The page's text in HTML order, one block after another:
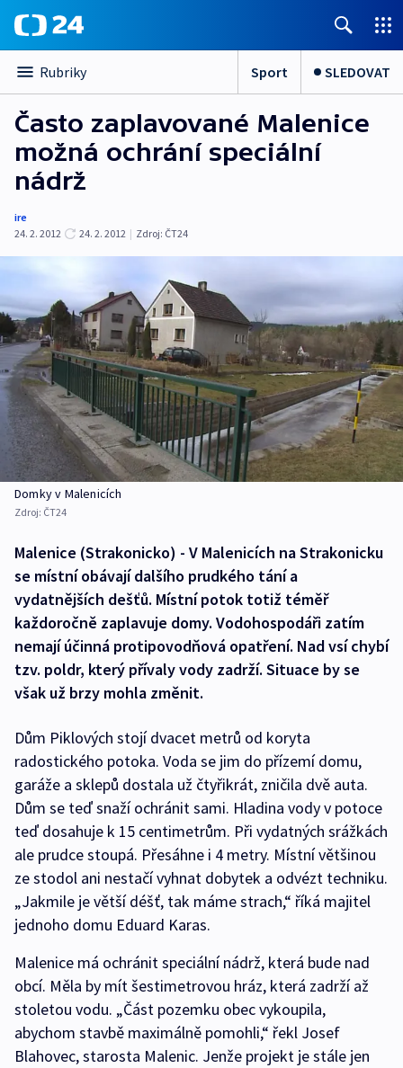
Rubriky Sport SLEDOVAT
Často zaplavované Malenice
možná ochrání speciální
nádrž
ire
24. 2. 2012
24. 2. 2012 | Zdroj: ČT24
Domky v Malenicích
Zdroj: ČT24
Malenice (Strakonicko) - V Malenicích na Strakonicku
se místní obávají dalšího prudkého tání a
vydatnějších dešťů. Místní potok totiž téměř
každoročně zaplavuje domy. Vodohospodáři zatím
nemají účinná protipovodňová opatření. Nad vsí chybí
tzv. poldr, který přívaly vody zadrží. Situace by se
však už brzy mohla změnit.
Dům Piklových stojí dvacet metrů od koryta
radostického potoka. Voda se jim do přízemí domu,
garáže a sklepů dostala už čtyřikrát, zničila dvě auta.
Dům se teď snaží ochránit sami. Hladina vody v potoce
teď dosahuje k 15 centimetrům. Při vydatných srážkách
ale prudce stoupá. Přesáhne i 4 metry. Místní většinou
ze stodol ani nestačí vyhnat dobytek a odvézt techniku.
„Jakmile je větší déšť, tak máme strach,“ říká majitel
jednoho domu Eduard Karas.
Malenice má ochránit speciální nádrž, která bude nad
obcí. Měla by mít šestimetrovou hráz, která zadrží až
stoletou vodu. „Část pozemku obec vykoupila,
abychom stavbě maximálně pomohli,“ řekl Josef
Blahovec, starosta Malenic. Jenže projekt je stále jen